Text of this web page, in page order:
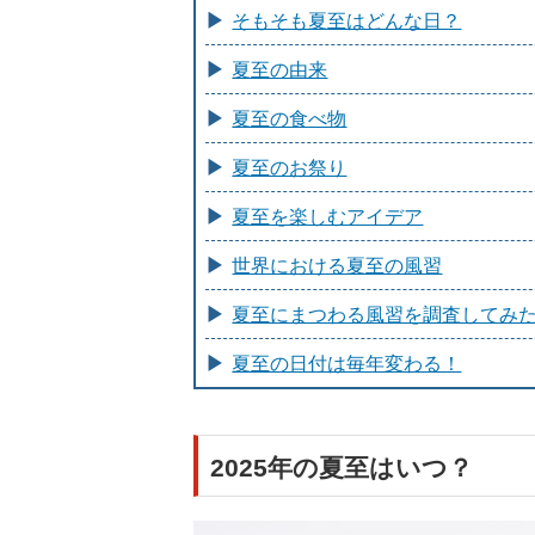
そもそも夏至はどんな日？
夏至の由来
夏至の食べ物
夏至のお祭り
夏至を楽しむアイデア
世界における夏至の風習
夏至にまつわる風習を調査してみ
夏至の日付は毎年変わる！
2025年の夏至はいつ？